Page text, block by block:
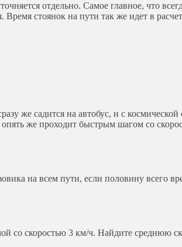
отдельно. Самое главное, что
Время стоянок на пути так же идет в
же садится на автобус, и с
же проходит быстрым шагом со
на всем пути, если половину всего
cо скоростью 3 км/ч. Найдите среднюю